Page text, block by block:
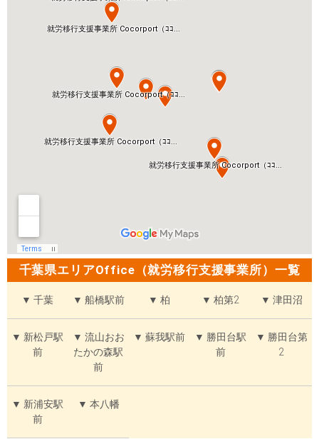
千葉県エリアOffice（就労移行支援事業所）一覧
▼ 千葉 ▼ 船橋駅前 ▼ 柏 ▼ 柏第2 ▼ 津田沼
▼ 新松戸駅
前
▼ 流山おお
たかの森駅
前
▼ 蘇我駅前
▼ 勝田台駅
前
▼ 勝田台第
2
▼ 新浦安駅
前
▼ 本八幡